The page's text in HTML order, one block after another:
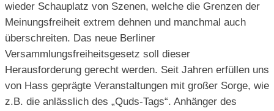
wieder Schauplatz von Szenen, welche die Grenzen der
Meinungsfreiheit extrem dehnen und manchmal auch
überschreiten. Das neue Berliner
Versammlungsfreiheitsgesetz soll dieser
Herausforderung gerecht werden. Seit Jahren erfüllen uns
von Hass geprägte Veranstaltungen mit großer Sorge, wie
z.B. die anlässlich des „Quds-Tags“. Anhänger des